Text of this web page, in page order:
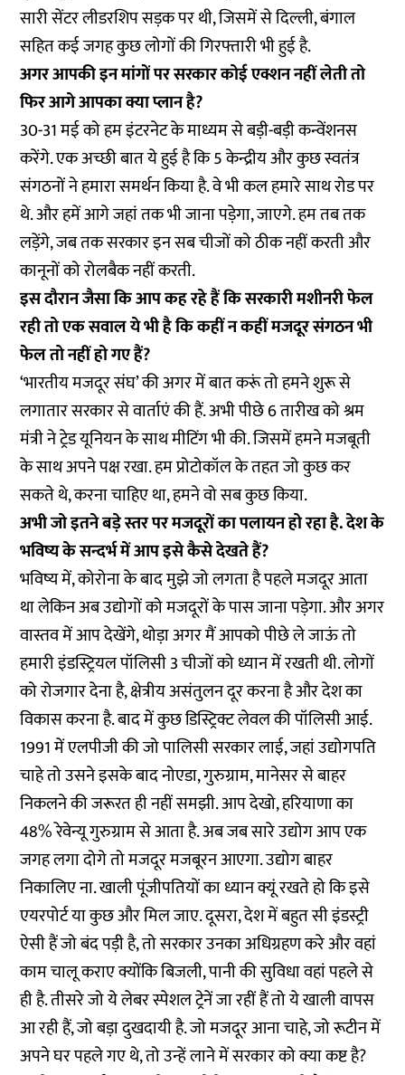
सारी सेंटर लीडरशिप सड़क पर थी, जिसमें से दिल्ली, बंगाल
सहित कई जगह कुछ लोगों की गिरफ्तारी भी हुई है.
अगर आपकी इन मांगों पर सरकार कोई एक्शन नहीं लेती तो
फिर आगे आपका क्या प्लान है?
30-31 मई को हम इंटरनेट के माध्यम से बड़ी-बड़ी कन्वेंशनस
करेंगे. एक अच्छी बात ये हुई है कि 5 केन्द्रीय और कुछ स्वतंत्र
संगठनों ने हमारा समर्थन किया है. वे भी कल हमारे साथ रोड पर
थे. और हमें आगे जहां तक भी जाना पड़ेगा, जाएगे. हम तब तक
लड़ेंगे, जब तक सरकार इन सब चीजों को ठीक नहीं करती और
कानूनों को रोलबैक नहीं करती.
इस दौरान जैसा कि आप कह रहे हैं कि सरकारी मशीनरी फेल
रही तो एक सवाल ये भी है कि कहीं न कहीं मजदूर संगठन भी
फेल तो नहीं हो गए हैं?
‘भारतीय मजदूर संघ’ की अगर में बात करूं तो हमने शुरू से
लगातार सरकार से वार्ताएं की हैं. अभी पीछे 6 तारीख को श्रम
मंत्री ने ट्रेड यूनियन के साथ मीटिंग भी की. जिसमें हमने मजबूती
के साथ अपने पक्ष रखा. हम प्रोटोकॉल के तहत जो कुछ कर
सकते थे, करना चाहिए था, हमने वो सब कुछ किया.
अभी जो इतने बड़े स्तर पर मजदूरों का पलायन हो रहा है. देश के
भविष्य के सन्दर्भ में आप इसे कैसे देखते हैं?
भविष्य में, कोरोना के बाद मुझे जो लगता है पहले मजदूर आता
था लेकिन अब उद्योगों को मजदूरों के पास जाना पड़ेगा. और अगर
वास्तव में आप देखेंगे, थोड़ा अगर मैं आपको पीछे ले जाऊं तो
हमारी इंडस्ट्रियल पॉलिसी 3 चीजों को ध्यान में रखती थी. लोगों
को रोजगार देना है, क्षेत्रीय असंतुलन दूर करना है और देश का
विकास करना है. बाद में कुछ डिस्ट्रिक्ट लेवल की पॉलिसी आई.
1991 में एलपीजी की जो पालिसी सरकार लाई, जहां उद्योगपति
चाहे तो उसने इसके बाद नोएडा, गुरुग्राम,मानेसरसे बाहर
निकलने की जरूरत ही नहीं समझी. आप देखो, हरियाणा का
48% रेवेन्यू गुरुग्राम से आता है. अब जब सारे उद्योग आप एक
जगह लगा दोगे तो मजदूर मजबूरन आएगा. उद्योग बाहर
निकालिए ना. खाली पूंजीपतियों का ध्यान क्यूं रखते हो कि इसे
एयरपोर्ट या कुछ और मिल जाए. दूसरा, देश में बहुत सी इंडस्ट्री
ऐसी हैं जो बंद पड़ी है, तो सरकार उनका अधिग्रहण करे और वहां
काम चालू कराए क्योंकि बिजली, पानी की सुविधा वहां पहले से
ही है. तीसरे जो ये लेबर स्पेशल ट्रेनें जा रहीं हैं तो ये खाली वापस
आ रही हैं, जो बड़ा दुखदायी है. जो मजदूर आना चाहे, जो रूटीन में
अपने घर पहले गए थे, तो उन्हें लाने में सरकार को क्या कष्ट है?